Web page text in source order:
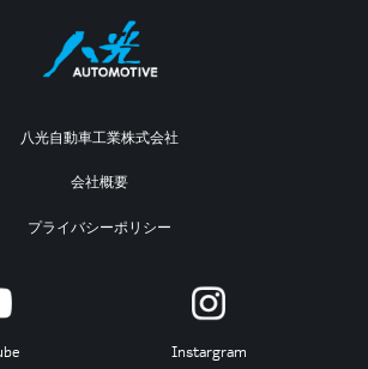
八光自動車工業株式会社
会社概要
プライバシーポリシー
Instargram